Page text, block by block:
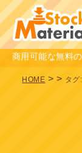
商用可能な無料
HOME > > タグ: